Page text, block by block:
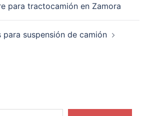
para tractocamión en Zamora
para suspensión de camión